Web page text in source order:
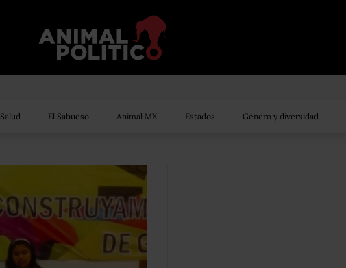
Salud El Sabueso Animal MX Estados Género y diversidad